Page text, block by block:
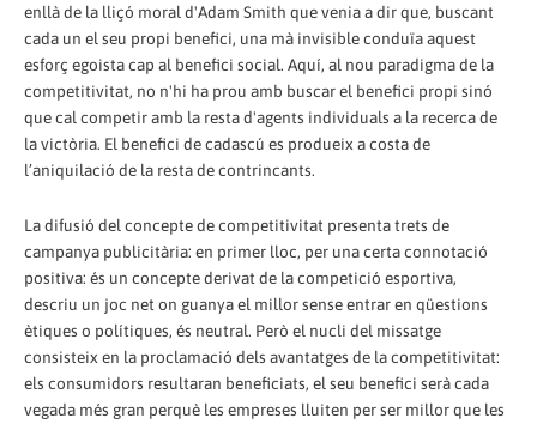
enllà de la lliçó moral d'Adam Smith que venia a dir que, buscant
cada un el seu propi benefici, una mà invisible conduïa aquest
esforç egoista cap al benefici social. Aquí, al nou paradigma de la
competitivitat, no n'hi ha prou amb buscar el benefici propi sinó
que cal competir amb la resta d'agents individuals a la recerca de
la victòria. El benefici de cadascú es produeix a costa de
l’aniquilació de la resta de contrincants.
La difusió del concepte de competitivitat presenta trets de
campanya publicitària: en primer lloc, per una certa connotació
positiva: és un concepte derivat de la competició esportiva,
descriu un joc net on guanya el millor sense entrar en qüestions
ètiques o polítiques, és neutral. Però el nucli del missatge
consisteix en la proclamació dels avantatges de la competitivitat:
els consumidors resultaran beneficiats, el seu benefici serà cada
vegada més gran perquè les empreses lluiten per ser millor que les